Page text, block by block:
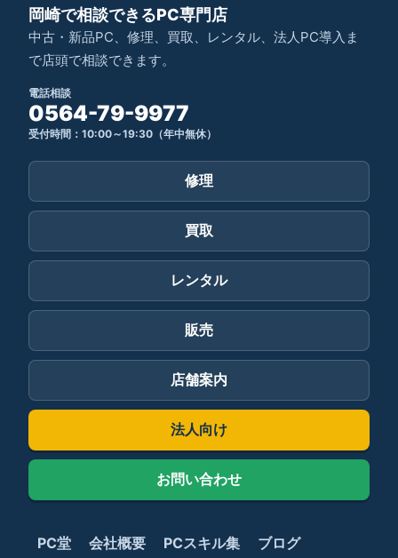
岡崎で相談できるPC専門店
中古・新品PC、修理、買取、レンタル、法人PC導入ま
で店頭で相談できます。
電話相談
0564-79-9977
受付時間：10:00～19:30（年中無休）
修理
買取
レンタル
販売
店舗案内
法人向け
お問い合わせ
PC堂 会社概要 PCスキル集 ブログ